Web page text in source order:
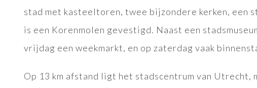
stad met kasteeltoren, twee bijzondere kerken, een
is een Korenmolen gevestigd. Naast een
vrijdag een weekmarkt, en op zaterdag vaak
Op 13 km afstand ligt het stadscentrum van Utrecht,